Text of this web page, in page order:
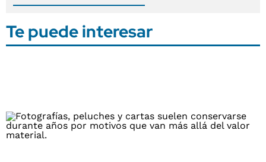
Te puede interesar